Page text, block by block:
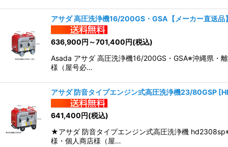
アサダ 高圧洗浄機16/200GS・GSA【メーカー直送品
636,900円 ～701,400円(税込)
Asada アサダ 高圧洗浄機16/200GS・GSA※沖縄県・
様（屋号必…
アサダ 防音タイプエンジン式高圧洗浄機23/80GSP [
641,400円(税込)
★アサダ 防音タイプエンジン式高圧洗浄機
様・個人商店様（屋…